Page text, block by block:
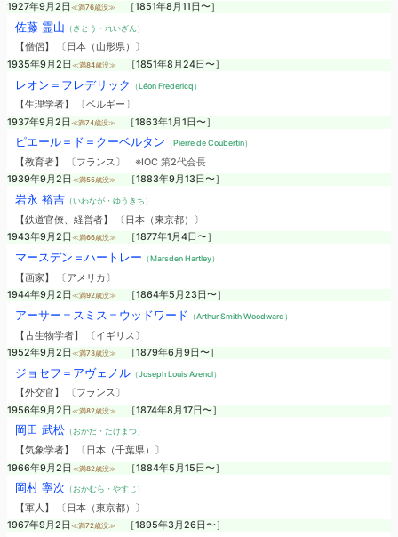
1927年9月2日 ≪満76歳没≫ ［1851年8月11日〜］
佐藤 霊山 （さとう・れいざん）
【僧侶】 〔日本（山形県）〕
1935年9月2日 ≪満84歳没≫ ［1851年8月24日〜］
レオン＝フレデリック （Léon Fredericq）
【生理学者】 〔ベルギー〕
1937年9月2日 ≪満74歳没≫ ［1863年1月1日〜］
ピエール＝ド＝クーベルタン （Pierre de Coubertin）
【教育者】 〔フランス〕 ※IOC 第2代会長
1939年9月2日 ≪満55歳没≫ ［1883年9月13日〜］
岩永 裕吉（いわなが・ゆうきち）
【鉄道官僚、経営者】 〔日本（東京都）〕
1943年9月2日 ≪満66歳没≫ ［1877年1月4日〜］
マースデン＝ハートレー （Marsden Hartley）
【画家】 〔アメリカ〕
1944年9月2日 ≪満92歳没≫ ［1864年5月23日〜］
アーサー＝スミス＝ウッドワード （Arthur Smith Woodward）
【古生物学者】 〔イギリス〕
1952年9月2日 ≪満73歳没≫ ［1879年6月9日〜］
ジョセフ＝アヴェノル（Joseph Louis Avenol）
【外交官】 〔フランス〕
1956年9月2日 ≪満82歳没≫ ［1874年8月17日〜］
岡田 武松（おかだ・たけまつ）
【気象学者】 〔日本（千葉県）〕
1966年9月2日 ≪満82歳没≫ ［1884年5月15日〜］
岡村 寧次 （おかむら・やすじ）
【軍人】 〔日本（東京都）〕
1967年9月2日 ≪満72歳没≫ ［1895年3月26日〜］